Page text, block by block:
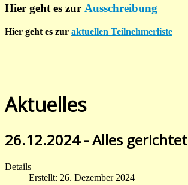
Hier geht es zur Ausschreibung
Hier geht es zur aktuellen Teilnehmerliste
Aktuelles
26.12.2024 - Alles gerichtet
Details
Erstellt: 26. Dezember 2024